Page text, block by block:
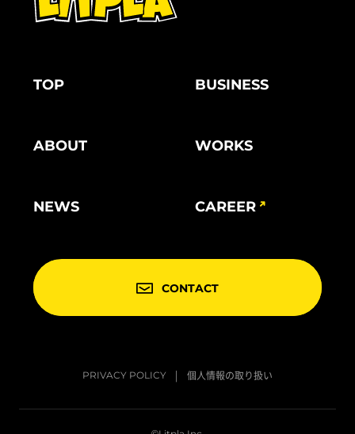
TOP BUSINESS
ABOUT WORKS
NEWS CAREER
CONTACT
PRIVACY POLICY 個人情報の取り扱い